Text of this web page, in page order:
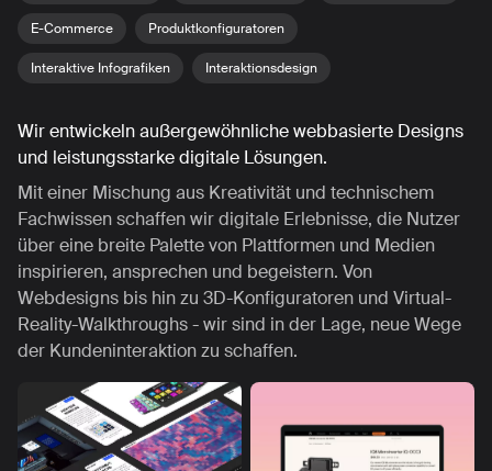
E-Commerce Produktkonfiguratoren
Interaktive Infografiken Interaktionsdesign
Wir entwickeln außergewöhnliche webbasierte Designs
und leistungsstarke digitale Lösungen.
Mit einer Mischung aus Kreativität und technischem
Fachwissen schaffen wir digitale Erlebnisse, die Nutzer
über eine breite Palette von Plattformen und Medien
inspirieren, ansprechen und begeistern. Von
Webdesigns bis hin zu 3D-Konfiguratoren und Virtual-
Reality-Walkthroughs - wir sind in der Lage, neue Wege
der Kundeninteraktion zu schaffen.